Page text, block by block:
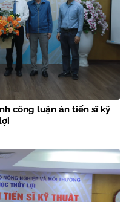
công luận án tiến sĩ kỹ